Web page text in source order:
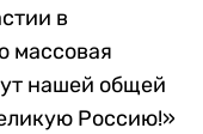
в
массовая
нашей общей
Россию!»